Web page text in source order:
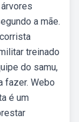
a mãe.
treinado
do samu,
fazer. Webo
é um